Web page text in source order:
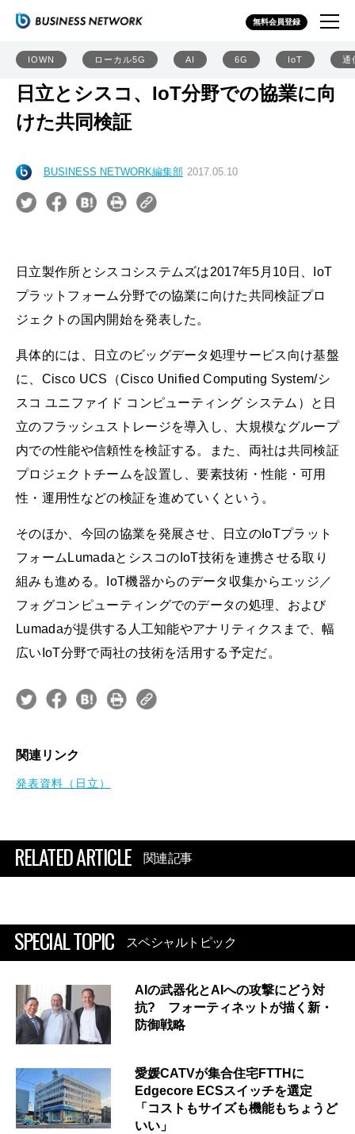
無料会員登録
IOWN ローカル5G AI 6G IoT 通
日立とシスコ、IoT分野での協業に向
けた共同検証
BUSINESS NETWORK編集部 2017.05.10
日立製作所とシスコシステムズは2017年5月10日、IoT
プラットフォーム分野での協業に向けた共同検証プロ
ジェクトの国内開始を発表した。
具体的には、日立のビッグデータ処理サービス向け基盤
に、Cisco UCS（Cisco Unified Computing System/シ
スコ ユニファイド コンピューティング システム）と日
立のフラッシュストレージを導入し、大規模なグループ
内での性能や信頼性を検証する。また、両社は共同検証
プロジェクトチームを設置し、要素技術・性能・可用
性・運用性などの検証を進めていくという。
そのほか、今回の協業を発展させ、日立のIoTプラット
フォームLumadaとシスコのIoT技術を連携させる取り
組みも進める。IoT機器からのデータ収集からエッジ／
フォグコンピューティングでのデータの処理、および
Lumadaが提供する人工知能やアナリティクスまで、幅
広いIoT分野で両社の技術を活用する予定だ。
関連リンク
発表資料（日立）
RELATED ARTICLE 関連記事
SPECIAL TOPIC スペシャルトピック
AIの武器化とAIへの攻撃にどう対
抗? フォーティネットが描く新・
防御戦略
愛媛CATVが集合住宅FTTHに
Edgecore ECSスイッチを選定
「コストもサイズも機能もちょうど
いい」